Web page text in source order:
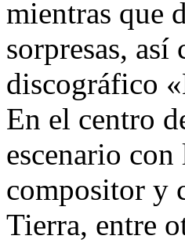
mientras que
sorpresas,
discográfico
En el centro
escenario
compositor y
Tierra, entre